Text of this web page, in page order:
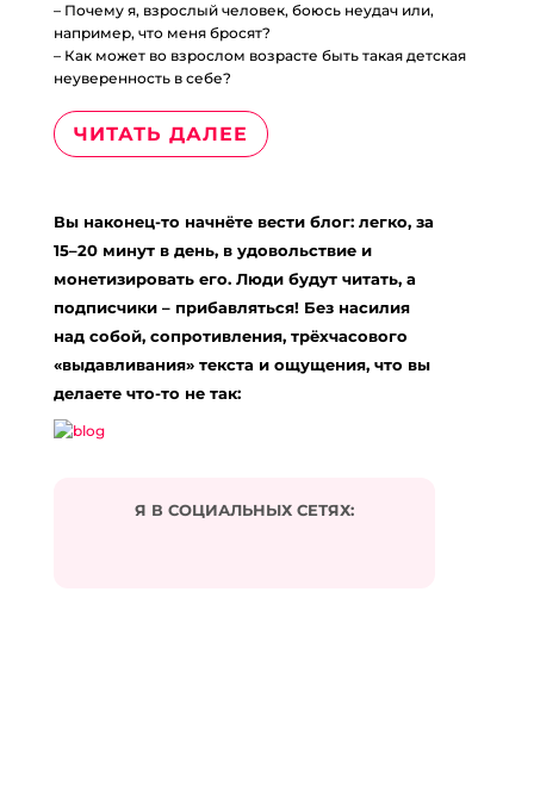
– Почему я, взрослый человек, боюсь неудач или,
например, что меня бросят?
– Как может во взрослом возрасте быть такая детская
неуверенность в себе?
ЧИТАТЬ ДАЛЕЕ
Вы наконец-то начнёте вести блог: легко, за
15–20 минут в день, в удовольствие и
монетизировать его. Люди будут читать, а
подписчики – прибавляться! Без насилия
над собой, сопротивления, трёхчасового
«выдавливания» текста и ощущения, что вы
делаете что-то не так:
Я В СОЦИАЛЬНЫХ СЕТЯХ: